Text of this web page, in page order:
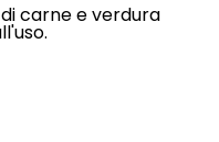
carne e verdura